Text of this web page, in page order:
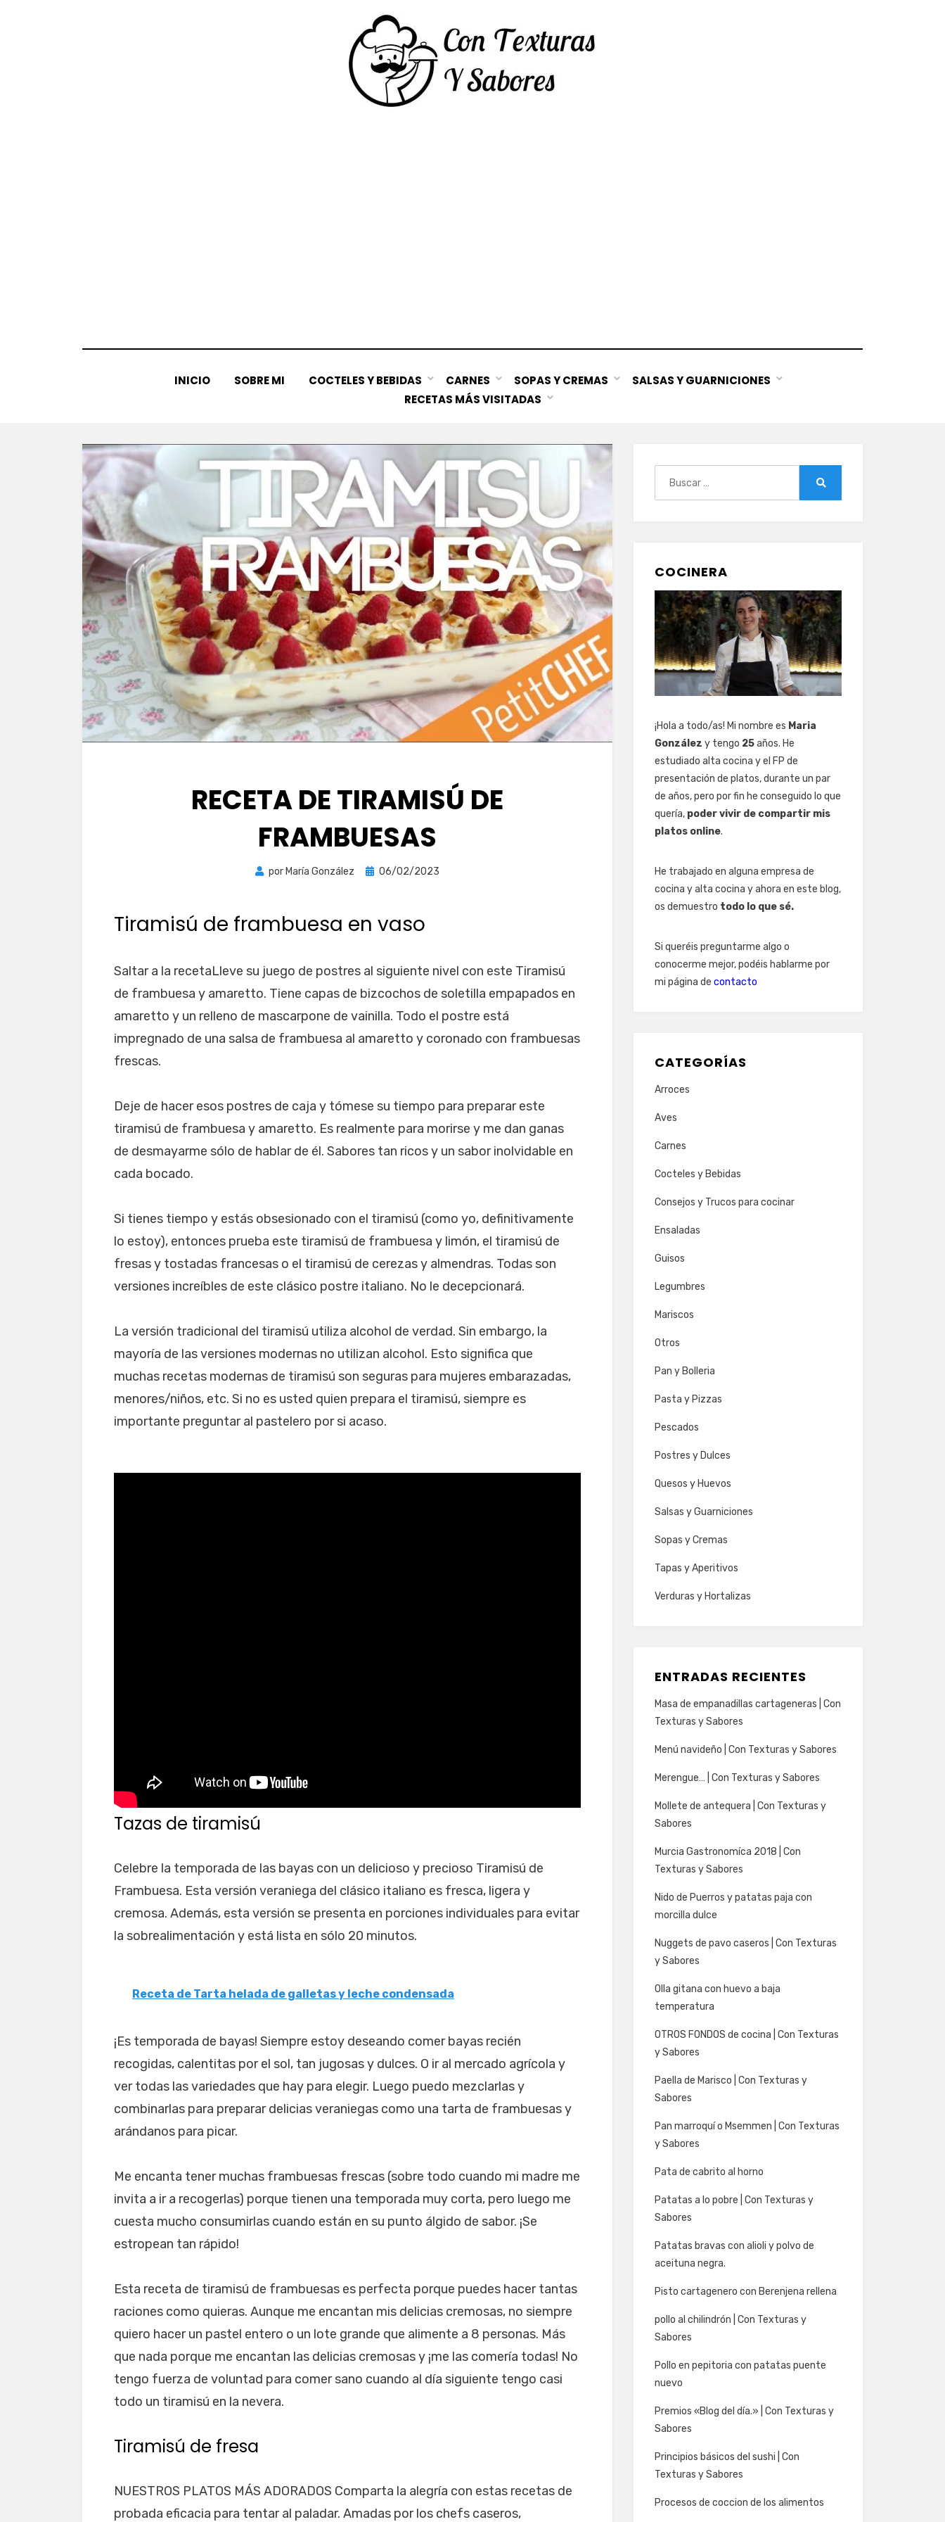
INICIO SOBRE MI COCTELES Y BEBIDAS CARNES SOPAS Y CREMAS
SALSAS Y GUARNICIONES
RECETAS MÁS VISITADAS
RECETA DE TIRAMISÚ DE
FRAMBUESAS
por María González
Publicada
06/02/2023
Tiramisú de frambuesa en vaso
Saltar a la recetaLleve su juego de postres al siguiente nivel con este Tiramisú
de frambuesa y amaretto. Tiene capas de bizcochos de soletilla empapados en
amaretto y un relleno de mascarpone de vainilla. Todo el postre está
impregnado de una salsa de frambuesa al amaretto y coronado con frambuesas
frescas.
Deje de hacer esos postres de caja y tómese su tiempo para preparar este
tiramisú de frambuesa y amaretto. Es realmente para morirse y me dan ganas
de desmayarme sólo de hablar de él. Sabores tan ricos y un sabor inolvidable en
cada bocado.
Si tienes tiempo y estás obsesionado con el tiramisú (como yo, definitivamente
lo estoy), entonces prueba este tiramisú de frambuesa y limón, el tiramisú de
fresas y tostadas francesas o el tiramisú de cerezas y almendras. Todas son
versiones increíbles de este clásico postre italiano. No le decepcionará.
La versión tradicional del tiramisú utiliza alcohol de verdad. Sin embargo, la
mayoría de las versiones modernas no utilizan alcohol. Esto significa que
muchas recetas modernas de tiramisú son seguras para mujeres embarazadas,
menores/niños, etc. Si no es usted quien prepara el tiramisú, siempre es
importante preguntar al pastelero por si acaso.
Tazas de tiramisú
Celebre la temporada de las bayas con un delicioso y precioso Tiramisú de
Frambuesa. Esta versión veraniega del clásico italiano es fresca, ligera y
cremosa. Además, esta versión se presenta en porciones individuales para evitar
la sobrealimentación y está lista en sólo 20 minutos.
Receta de Tarta helada de galletas y leche condensada
¡Es temporada de bayas! Siempre estoy deseando comer bayas recién
recogidas, calentitas por el sol, tan jugosas y dulces. O ir al mercado agrícola y
ver todas las variedades que hay para elegir. Luego puedo mezclarlas y
combinarlas para preparar delicias veraniegas como una tarta de frambuesas y
arándanos para picar.
Me encanta tener muchas frambuesas frescas (sobre todo cuando mi madre me
invita a ir a recogerlas) porque tienen una temporada muy corta, pero luego me
cuesta mucho consumirlas cuando están en su punto álgido de sabor. ¡Se
estropean tan rápido!
Esta receta de tiramisú de frambuesas es perfecta porque puedes hacer tantas
raciones como quieras. Aunque me encantan mis delicias cremosas, no siempre
quiero hacer un pastel entero o un lote grande que alimente a 8 personas. Más
que nada porque me encantan las delicias cremosas y ¡me las comería todas! No
tengo fuerza de voluntad para comer sano cuando al día siguiente tengo casi
todo un tiramisú en la nevera.
Tiramisú de fresa
NUESTROS PLATOS MÁS ADORADOS Comparta la alegría con estas recetas de
probada eficacia para tentar al paladar. Amadas por los chefs caseros,
COCINERA
¡Hola a todo/as! Mi nombre es Maria
González y tengo 25años. He
estudiado alta cocina y el FP de
presentación de platos, durante un par
de años, pero por fin he conseguido lo que
quería, poder vivir de compartir mis
platos online.
He trabajado en alguna empresa de
cocina y alta cocina y ahora en este blog,
os demuestro todo lo que sé.
Si queréis preguntarme algo o
conocerme mejor, podéis hablarme por
mi página de contacto
CATEGORÍAS
Arroces
Aves
Carnes
Cocteles y Bebidas
Consejos y Trucos para cocinar
Ensaladas
Guisos
Legumbres
Mariscos
Otros
Pan y Bolleria
Pasta y Pizzas
Pescados
Postres y Dulces
Quesos y Huevos
Salsas y Guarniciones
Sopas y Cremas
Tapas y Aperitivos
Verduras y Hortalizas
ENTRADAS RECIENTES
Masa de empanadillas cartageneras | Con
Texturas y Sabores
Menú navideño | Con Texturas y Sabores
Merengue… | Con Texturas y Sabores
Mollete de antequera | Con Texturas y
Sabores
Murcia Gastronomíca 2018 | Con
Texturas y Sabores
Nido de Puerros y patatas paja con
morcilla dulce
Nuggets de pavo caseros | Con Texturas
y Sabores
Olla gitana con huevo a baja
temperatura
OTROS FONDOS de cocina | Con Texturas
y Sabores
Paella de Marisco | Con Texturas y
Sabores
Pan marroquí o Msemmen | Con Texturas
y Sabores
Pata de cabrito al horno
Patatas a lo pobre | Con Texturas y
Sabores
Patatas bravas con alioli y polvo de
aceituna negra.
Pisto cartagenero con Berenjena rellena
pollo al chilindrón | Con Texturas y
Sabores
Pollo en pepitoria con patatas puente
nuevo
Premios «Blog del día.» | Con Texturas y
Sabores
Principios básicos del sushi | Con
Texturas y Sabores
Procesos de coccion de los alimentos